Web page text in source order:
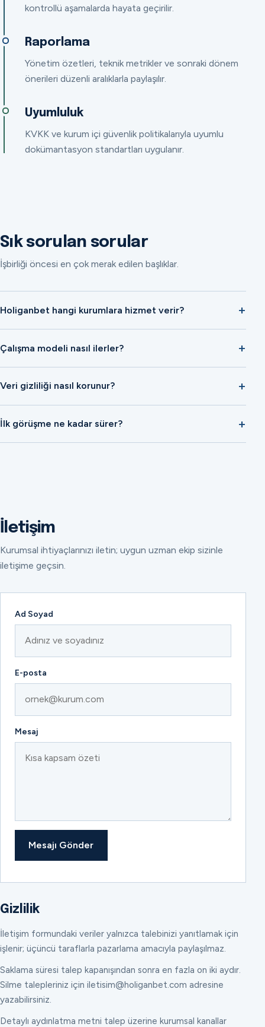
kontrollü aşamalarda hayata geçirilir.
Raporlama
Yönetim özetleri, teknik metrikler ve sonraki dönem
önerileri düzenli aralıklarla paylaşılır.
Uyumluluk
KVKK ve kurum içi güvenlik politikalarıyla uyumlu
dokümantasyon standartları uygulanır.
Sık sorulan sorular
İşbirliği öncesi en çok merak edilen başlıklar.
Holiganbet hangi kurumlara hizmet verir?
Çalışma modeli nasıl ilerler?
Veri gizliliği nasıl korunur?
İlk görüşme ne kadar sürer?
İletişim
Kurumsal ihtiyaçlarınızı iletin; uygun uzman ekip sizinle
iletişime geçsin.
Ad Soyad
E-posta
Mesaj
Mesajı Gönder
Gizlilik
İletişim formundaki veriler yalnızca talebinizi yanıtlamak için
işlenir; üçüncü taraflarla pazarlama amacıyla paylaşılmaz.
Saklama süresi talep kapanışından sonra en fazla on iki aydır.
Silme talepleriniz için iletisim@holiganbet.com adresine
yazabilirsiniz.
Detaylı aydınlatma metni talep üzerine kurumsal kanallar